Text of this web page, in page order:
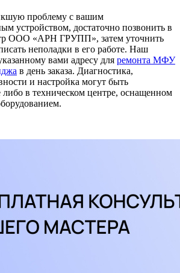
проблему с вашим
устройством, достаточно позвонить в
ООО «АРН ГРУПП», затем уточнить
неполадки в его работе. Наш
вами адресу для ремонта МФУ
в день заказа. Диагностика,
и настройка могут быть
в техническом центре, оснащенном